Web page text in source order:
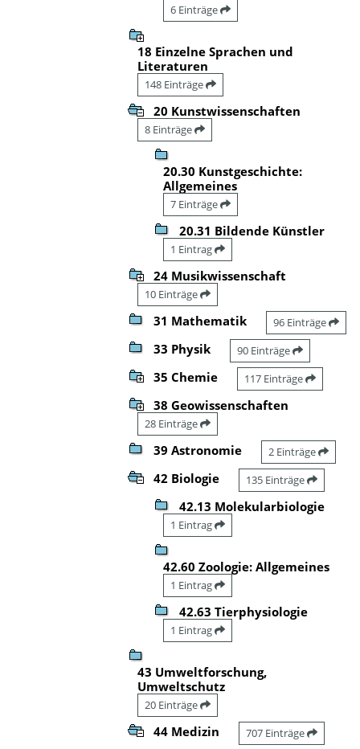
6 Einträge
18 Einzelne Sprachen und
Literaturen
148 Einträge
20 Kunstwissenschaften
8 Einträge
20.30 Kunstgeschichte:
Allgemeines
7 Einträge
20.31 Bildende Künstler
1 Eintrag
24 Musikwissenschaft
10 Einträge
31 Mathematik 96 Einträge
33 Physik 90 Einträge
35 Chemie 117 Einträge
38 Geowissenschaften
28 Einträge
39 Astronomie 2 Einträge
42 Biologie 135 Einträge
42.13 Molekularbiologie
1 Eintrag
42.60 Zoologie: Allgemeines
1 Eintrag
42.63 Tierphysiologie
1 Eintrag
43 Umweltforschung,
Umweltschutz
20 Einträge
44 Medizin 707 Einträge